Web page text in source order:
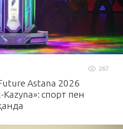
267
Astana 2026
спорт пен